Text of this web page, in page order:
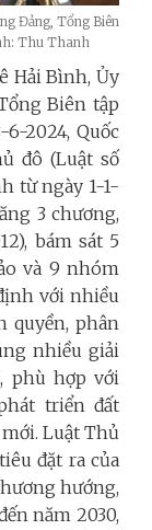
Đảng, Tổng Biên
Thu Thanh
Hải Bình, Ủy
Biên tập
2024, Quốc
đô (Luật số
từ ngày 1-1-
3 chương,
bám sát 5
và 9 nhóm
với nhiều
quyền, phân
nhiều giải
phù hợp với
triển đất
Luật Thủ
đặt ra của
hướng,
năm 2030,